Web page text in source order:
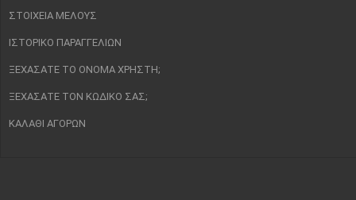
ΣΤΟΙΧΕΊΑ ΜΈΛΟΥΣ
ΙΣΤΟΡΙΚΌ ΠΑΡΑΓΓΕΛΙΏΝ
ΞΕΧΆΣΑΤΕ ΤΟ ΌΝΟΜΑ ΧΡΉΣΤΗ;
ΞΕΧΆΣΑΤΕ ΤΟΝ ΚΩΔΙΚΌ ΣΑΣ;
ΚΑΛΆΘΙ ΑΓΟΡΏΝ